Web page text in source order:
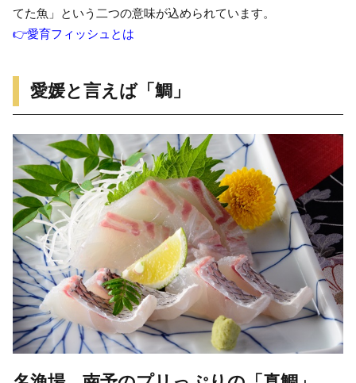
てた魚」という二つの意味が込められています。
👉愛育フィッシュとは
愛媛と言えば「鯛」